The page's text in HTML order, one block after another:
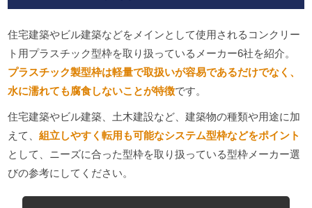
住宅建築やビル建築などをメインとして使用されるコンクリー
ト用プラスチック型枠を取り扱っているメーカー6社を紹介。
プラスチック製型枠は軽量で取扱いが容易であるだけでなく、
水に濡れても腐食しないことが特徴です。
住宅建築やビル建築、土木建設など、建築物の種類や用途に加
えて、組立しやすく転用も可能なシステム型枠などをポイント
として、ニーズに合った型枠を取り扱っている型枠メーカー選
びの参考にしてください。